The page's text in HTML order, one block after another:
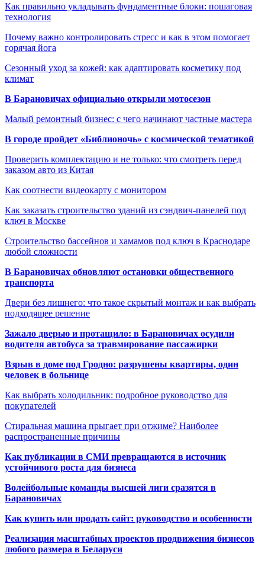
Как правильно укладывать фундаментные блоки: пошаговая
технология
Почему важно контролировать стресс и как в этом помогает
горячая йога
Сезонный уход за кожей: как адаптировать косметику под
климат
В Барановичах официально открыли мотосезон
Малый ремонтный бизнес: с чего начинают частные мастера
В городе пройдет «Библионочь» с космической тематикой
Проверить комплектацию и не только: что смотреть перед
заказом авто из Китая
Как соотнести видеокарту с монитором
Как заказать строительство зданий из сэндвич-панелей под
ключ в Москве
Строительство бассейнов и хамамов под ключ в Краснодаре
любой сложности
В Барановичах обновляют остановки общественного
транспорта
Двери без лишнего: что такое скрытый монтаж и как выбрать
подходящее решение
Зажало дверью и протащило: в Барановичах осудили
водителя автобуса за травмирование пассажирки
Взрыв в доме под Гродно: разрушены квартиры, один
человек в больнице
Как выбрать холодильник: подробное руководство для
покупателей
Стиральная машина прыгает при отжиме? Наиболее
распространенные причины
Как публикации в СМИ превращаются в источник
устойчивого роста для бизнеса
Волейбольные команды высшей лиги сразятся в
Барановичах
Как купить или продать сайт: руководство и особенности
Реализация масштабных проектов продвижения бизнесов
любого размера в Беларуси